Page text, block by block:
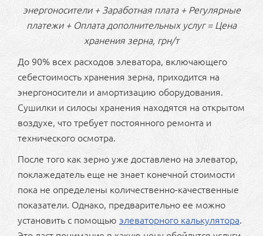
энергоносители + Заработная плата + Регулярные
платежи + Оплата дополнительных услуг = Цена
хранения зерна, грн/т
До 90% всех расходов элеватора, включающего
себестоимость хранения зерна, приходится на
энергоносители и амортизацию оборудования.
Сушилки и силосы хранения находятся на открытом
воздухе, что требует постоянного ремонта и
технического осмотра.
После того как зерно уже доставлено на элеватор,
поклажедатель еще не знает конечной стоимости
пока не определены количественно-качественные
показатели. Однако, предварительно ее можно
установить с помощью элеваторного калькулятора.